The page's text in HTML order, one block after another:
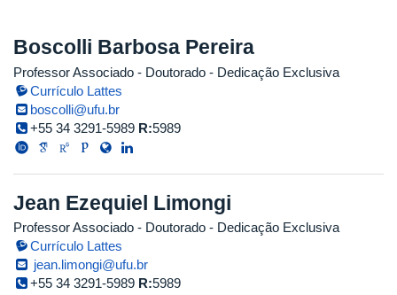
Boscolli Barbosa Pereira
Professor Associado - Doutorado - Dedicação Exclusiva
Currículo Lattes
boscolli@ufu.br
+55 34 3291-5989 R:5989
Jean Ezequiel Limongi
Professor Associado - Doutorado - Dedicação Exclusiva
Currículo Lattes
jean.limongi@ufu.br
+55 34 3291-5989 R:5989